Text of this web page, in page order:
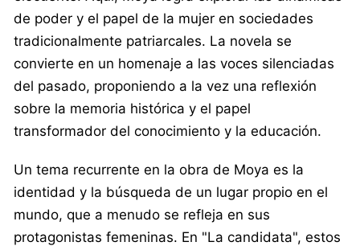
de poder y el papel de la mujer en sociedades
tradicionalmente patriarcales. La novela se
convierte en un homenaje a las voces silenciadas
del pasado, proponiendo a la vez una reflexión
sobre la memoria histórica y el papel
transformador del conocimiento y la educación.
Un tema recurrente en la obra de Moya es la
identidad y la búsqueda de un lugar propio en el
mundo, que a menudo se refleja en sus
protagonistas femeninas. En "La candidata", estos